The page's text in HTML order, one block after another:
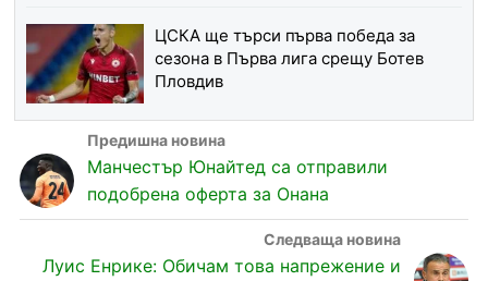
ЦСКА ще търси първа победа за
сезона в Първа лига срещу Ботев
Пловдив
Манчестър Юнайтед са отправили
подобрена оферта за Онана
Луис Енрике: Обичам това напрежение и